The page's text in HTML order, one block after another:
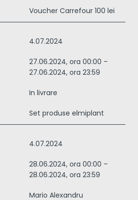
Voucher Carrefour 100 lei
4.07.2024
27.06.2024, ora 00:00 –
27.06.2024, ora 23:59
In livrare
Set produse elmiplant
4.07.2024
28.06.2024, ora 00:00 –
28.06.2024, ora 23:59
Mario Alexandru